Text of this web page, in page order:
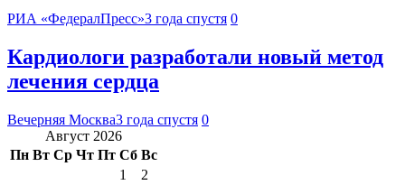
РИА «ФедералПресс»3 года спустя 0
Кардиологи разработали новый метод
лечения сердца
Вечерняя Москва3 года спустя 0
Август 2026
Пн Вт Ср Чт Пт Сб Вс
1
2